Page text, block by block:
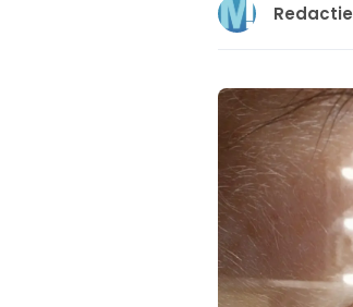
Redactie